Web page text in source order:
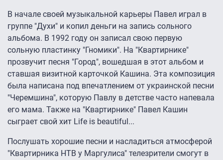
В начале своей музыкальной карьеры Павел играл в
группе "Духи" и копил деньги на запись сольного
альбома. В 1992 году он записал свою первую
сольную пластинку "Гномики". На "Квартирнике"
прозвучит песня "Город", вошедшая в этот альбом и
ставшая визитной карточкой Кашина. Эта композиция
была написана под впечатлением от украинской песни
"Черемшина", которую Павлу в детстве часто напевала
его мама. Также на "Квартирнике" Павел Кашин
сыграет свой хит Life is beautiful...
Послушать хорошие песни и насладиться атмосферой
"Квартирника НТВ у Маргулиса" телезрители смогут в